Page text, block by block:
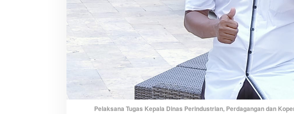
i
n
D
s
Pelaksana Tugas Kepala Dinas Perindustrian, Perdagangan dan